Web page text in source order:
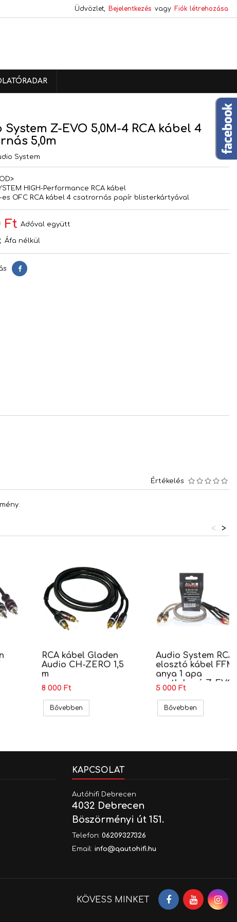
Üdvözlet, Bejelentkezés vagy Fiók létrehozása
System Z-EVO 5,0M-4 RCA kábel 4
5,0m
System
HIGH-Performance RCA kábel
es OFC RCA kábel 4 csatrornás papír blisterkártyával
Ft Adóval együtt
Áfa nélkül
Megosztás
Értékelés
>
<
Gladen Audio CH-ECO Y elosztó kábel
RCA kábel Gladen
Audio CH-ZERO 1,5
m
8 000 Ft
BővebbenRCA kábel Gladen Audio CH-ZERO 1,5 m
Audio System RCA
elosztó kábel FFM
anya 1 apa
csatlakozó Z-
YR
5 000 Ft
BővebbenAudio
KAPCSOLAT
Autóhifi Debrecen
4032 Debrecen
Böszörményi út 151.
Telefon: 06209327326
Email: info@qautohifi.hu
Facebook
YouTube
KÖVESS MINKET